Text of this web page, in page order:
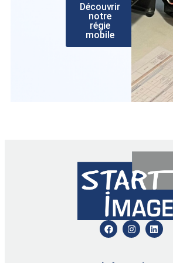
Découvrir
notre
régie
mobile